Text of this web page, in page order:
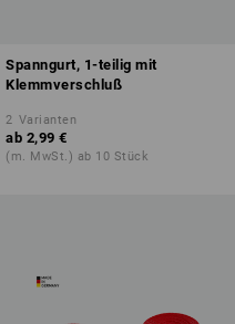
Spanngurt, 1-teilig mit
Klemmverschluß
2 Varianten
ab 2,99 €
(m. MwSt.) ab 10 Stück